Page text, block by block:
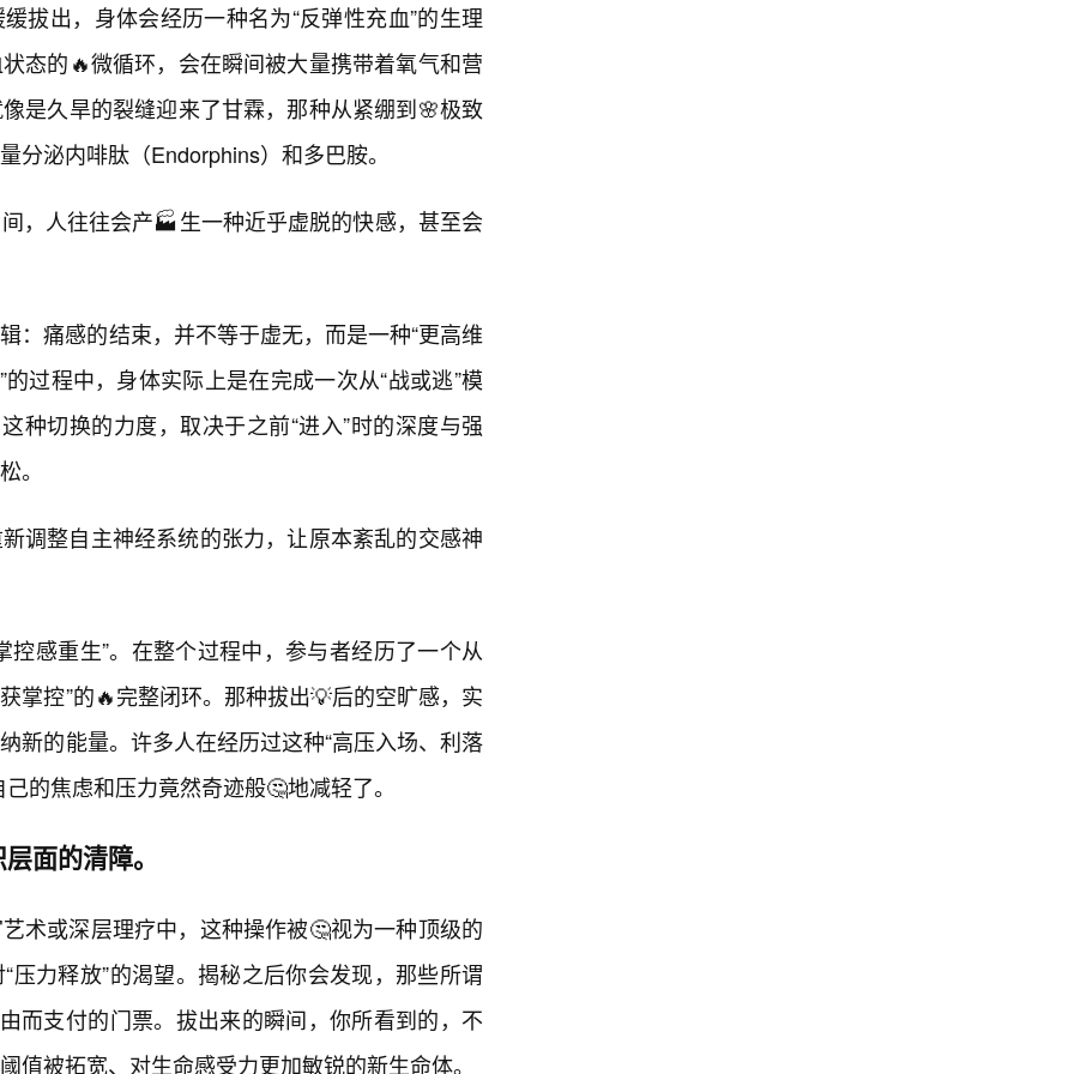
拔出，身体会经历一种名为“反弹性充血”的生理
态的🔥微循环，会在瞬间被大量携带着氧气和营
是久旱的裂缝迎来了甘霖，那种从紧绷到🌸极致
分泌内啡肽（Endorphins）和多巴胺。
，人往往会产🏭生一种近乎虚脱的快感，甚至会
：痛感的结束，并不等于虚无，而是一种“更高维
过程中，身体实际上是在完成一次从“战或逃”模
种切换的力度，取决于之前“进入”时的深度与强
。
调整自主神经系统的张力，让原本紊乱的交感神
控感重生”。在整个过程中，参与者经历了一个从
掌控”的🔥完整闭环。那种拔出💡后的空旷感，实
新的能量。许多人在经历过这种“高压入场、利落
的焦虑和压力竟然奇迹般🤔地减轻了。
面的清障。
术或深层理疗中，这种操作被🤔视为一种顶级的
压力释放”的渴望。揭秘之后你会发现，那些所谓
而支付的门票。拔出来的瞬间，你所看到的，不
值被拓宽、对生命感受力更加敏锐的新生命体。